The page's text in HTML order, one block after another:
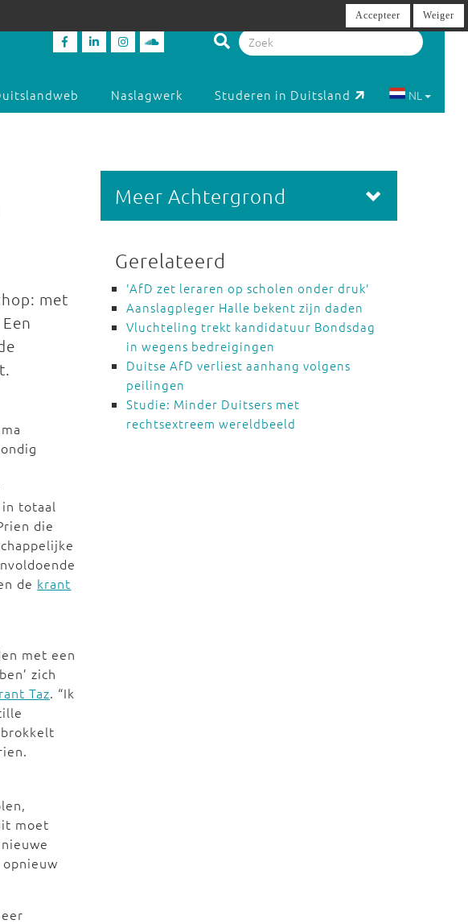
Naslagwerk Studeren in Duitsland NL
met
totaal
die
de krant
met een
zich
Taz. “Ik
moet
Meer Achtergrond
Gerelateerd
'AfD zet leraren op scholen onder druk'
Aanslagpleger Halle bekent zijn daden
Vluchteling trekt kandidatuur Bondsdag
in wegens bedreigingen
Duitse AfD verliest aanhang volgens
peilingen
Studie: Minder Duitsers met
rechtsextreem wereldbeeld
Accepteer Weiger